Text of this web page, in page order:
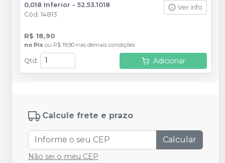
0,018 Inferior - 52.53.1018
Cód. 14813
Ver info
R$ 18,90
no Pix ou R$ 19,90 nas demais condições
Qtd : Adicionar
Calcule frete e prazo
Calcular
Não sei o meu CEP